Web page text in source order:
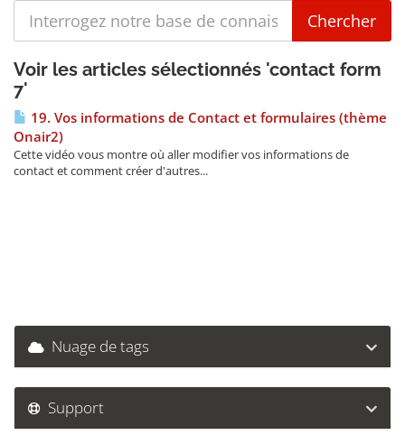
Voir les articles sélectionnés 'contact form
7'
19. Vos informations de Contact et formulaires (thème
Onair2)
Cette vidéo vous montre où aller modifier vos informations de
contact et comment créer d'autres...
Nuage de tags
Support